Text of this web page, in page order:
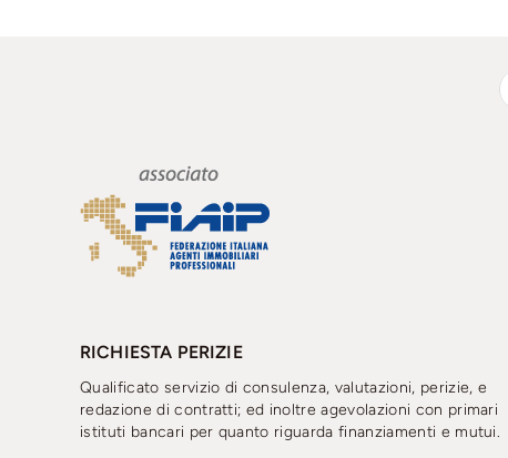
RICHIESTA PERIZIE
Qualificato servizio di consulenza, valutazioni, perizie, e
redazione di contratti; ed inoltre agevolazioni con primari
istituti bancari per quanto riguarda finanziamenti e mutui.